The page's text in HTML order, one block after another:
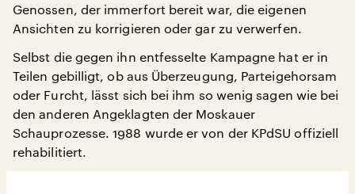
Genossen, der immerfort bereit war, die eigenen
Ansichten zu korrigieren oder gar zu verwerfen.
Selbst die gegen ihn entfesselte Kampagne hat er in
Teilen gebilligt, ob aus Überzeugung, Parteigehorsam
oder Furcht, lässt sich bei ihm so wenig sagen wie bei
den anderen Angeklagten der Moskauer
Schauprozesse. 1988 wurde er von der KPdSU offiziell
rehabilitiert.